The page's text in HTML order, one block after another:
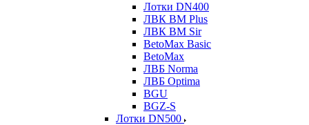
Лотки DN400
ЛВК ВМ Plus
ЛВК ВМ Sir
BetoMax Basic
BetoMax
ЛВБ Norma
ЛВБ Optima
BGU
BGZ-S
Лотки DN500